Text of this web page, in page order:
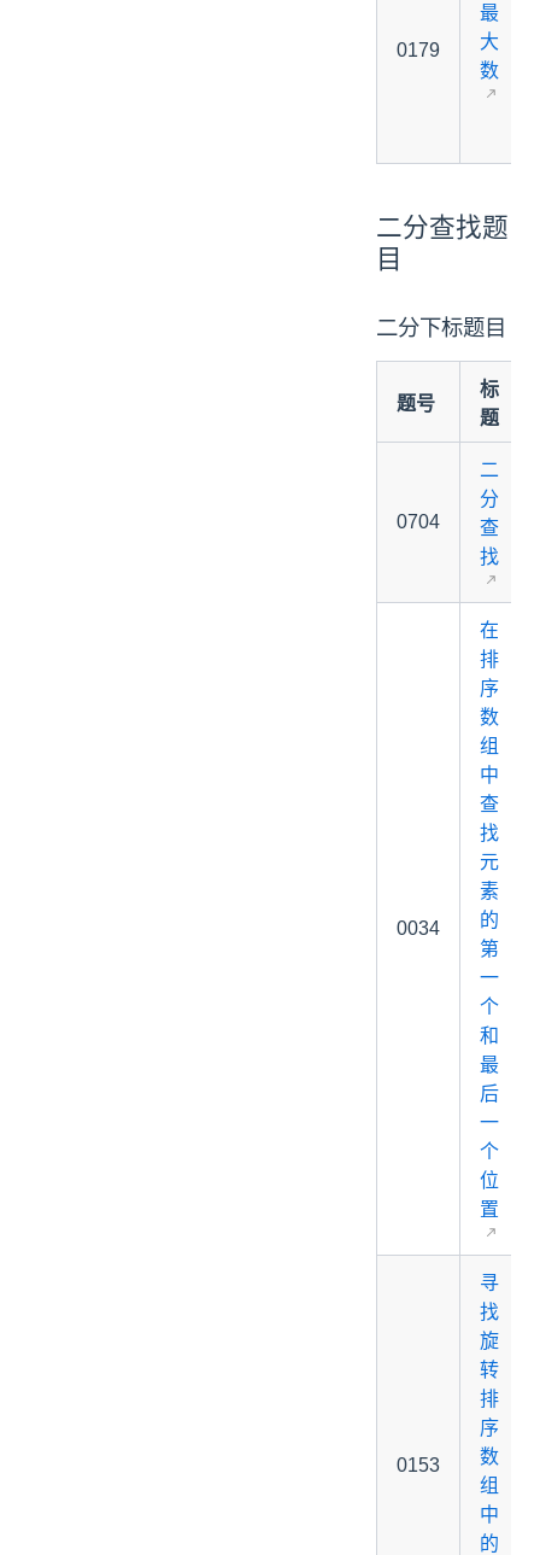
0179
最
大
数
二分查找题
目
二分下标题目
题号
标
题
0704
二
分
查
找
0034
在
排
序
数
组
中
查
找
元
素
的
第
一
个
和
最
后
一
个
位
置
0153
寻
找
旋
转
排
序
数
组
中
的